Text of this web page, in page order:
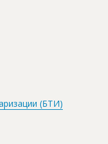
(БТИ)